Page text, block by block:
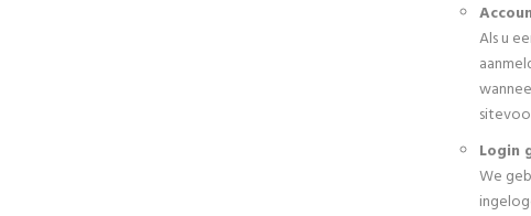
Als u
Login
We